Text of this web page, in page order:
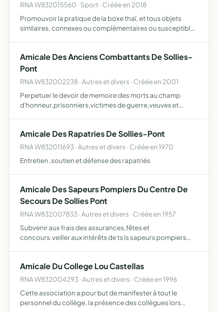
RNA W832015560 · Sport · Créée en 2018
Promouvoir la pratique de la boxe thaï, et tous objets
similaires, connexes ou complémentaires ou susceptibles
Amicale Des Anciens Combattants De Sollies-
Pont
RNA W832002238 · Autres et divers · Créée en 2001
Perpetuer le devoir de memoire des morts au champ
d'honneur,prisonniers,victimes de guerre,veuves et
Amicale Des Rapatries De Sollies-Pont
RNA W832011693 · Autres et divers · Créée en 1970
Entretien ,soutien et défense des rapatriés
Amicale Des Sapeurs Pompiers Du Centre De
Secours De Sollies Pont
RNA W832007833 · Autres et divers · Créée en 1957
Subvenir aux frais des assurances,fêtes et
concours.veiller aux intérêts de ts ls sapeurs pompiers
sapeurs po…
Amicale Du College Lou Castellas
RNA W832004293 · Autres et divers · Créée en 1996
Cette association a pour but de manifester à tout le
personnel du collège, la présence des collègues lors